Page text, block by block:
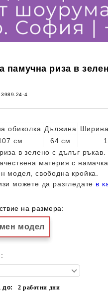
памучна риза в
4
обиколка Дължина
см 64 см
в зелено с дълъг ръкав.
материя с
модел, свободна кройка.
можете да разгледате в
на размера:
модел
до: 2работни дни